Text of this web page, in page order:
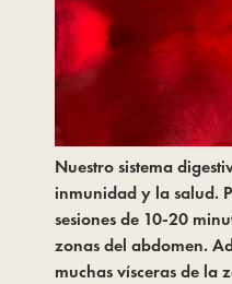
Nuestro sistema
inmunidad y la salud.
sesiones de 10-20
zonas del abdomen.
muchas vísceras de la